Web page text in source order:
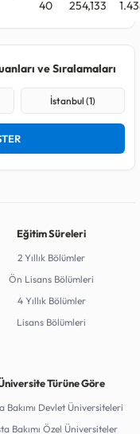
40
254,133
ve Sıralamaları
İstanbul (1)
Eğitim Süreleri
2 Yıllık Bölümler
Ön Lisans Bölümleri
4 Yıllık Bölümler
Lisans Bölümleri
Türüne Göre
Bakımı Devlet Üniversiteleri
Bakımı Özel Üniversiteler